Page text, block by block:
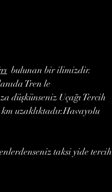
bulunan bir ilimizdir.
Tren le
düşkünseniz Uçağı Tercih
uzaklıktadır.Havayolu
taksi yide tercih